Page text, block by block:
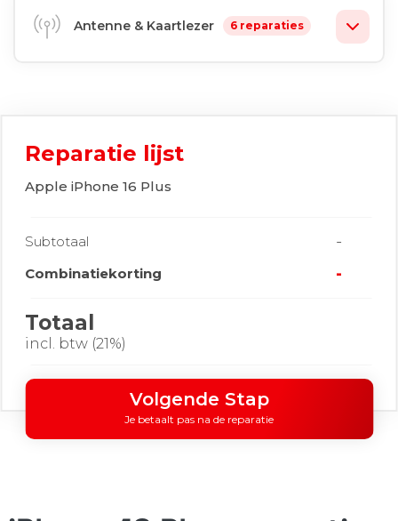
Antenne & Kaartlezer 6 reparaties
Reparatie lijst
Apple iPhone 16 Plus
Subtotaal -
Combinatiekorting -
Totaal
incl. btw (21%)
Volgende Stap
Je betaalt pas na de reparatie